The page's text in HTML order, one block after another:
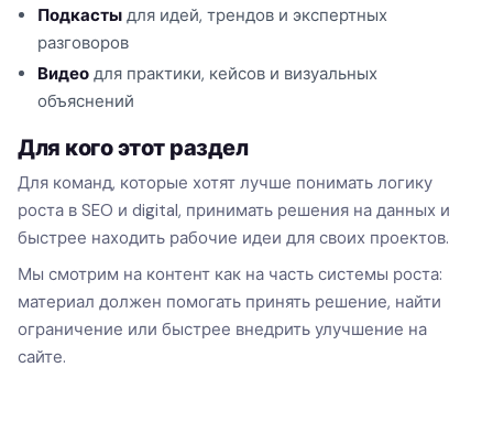
Подкасты для идей, трендов и экспертных
разговоров
Видео для практики, кейсов и визуальных
объяснений
Для кого этот раздел
Для команд, которые хотят лучше понимать логику
роста в SEO и digital, принимать решения на данных и
быстрее находить рабочие идеи для своих проектов.
Мы смотрим на контент как на часть системы роста:
материал должен помогать принять решение, найти
ограничение или быстрее внедрить улучшение на
сайте.